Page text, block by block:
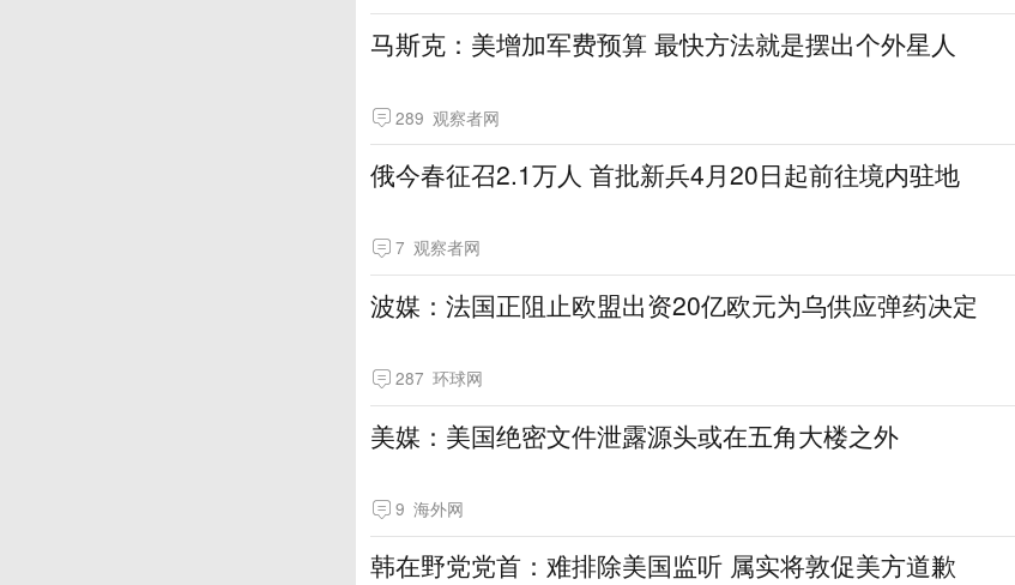
马斯克：美增加军费预算 最快方法就是摆出个外星人
289 观察者网
俄今春征召2.1万人 首批新兵4月20日起前往境内驻地
7 观察者网
波媒：法国正阻止欧盟出资20亿欧元为乌供应弹药决定
287 环球网
美媒：美国绝密文件泄露源头或在五角大楼之外
9 海外网
韩在野党党首：难排除美国监听 属实将敦促美方道歉